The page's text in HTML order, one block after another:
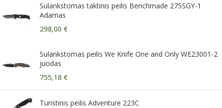
Sulankstomas taktinis peilis Benchmade 275SGY-1
Adamas
298,00 €
Sulankstomas peilis We Knife One and Only WE23001-2
juodas
755,18 €
Turistinis peilis Adventure 223C